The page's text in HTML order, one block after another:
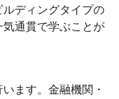
ディングタイプの
通貫で学ぶことが
ます。金融機関・